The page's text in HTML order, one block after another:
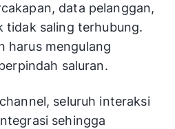
data pelanggan,
tidak saling terhubung.
harus mengulang
saluran.
seluruh interaksi
sehingga